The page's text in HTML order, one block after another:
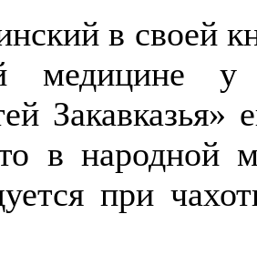
в своей
медицине у
в народной
при